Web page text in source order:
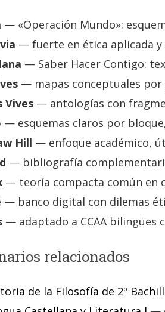
— «Operación Mundo»:
— fuerte en ética aplicada
— Saber Hacer Contigo:
— mapas conceptuales
Vives — antologías con
— esquemas claros por
Hill — enfoque académico,
— bibliografía
— teoría compacta común en
— banco digital con dilemas
— adaptado a CCAA bilingües
relacionados
de la Filosofía de 2º